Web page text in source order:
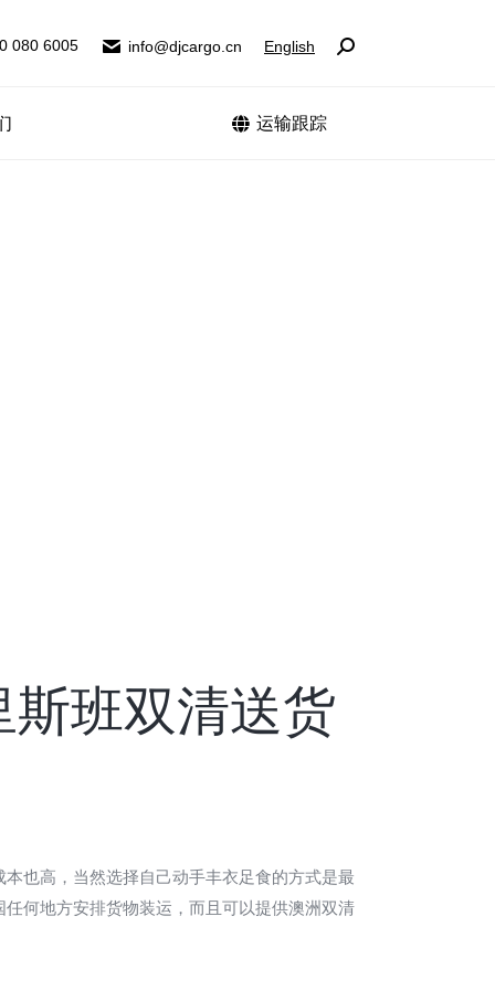
080 6005 info@djcargo.cn English Search:
运输跟踪
班双清送货
也高，当然选择自己动手丰衣足食的方式是最
何地方安排货物装运，而且可以提供澳洲双清
080 6005 info@djcargo.cn English Search: